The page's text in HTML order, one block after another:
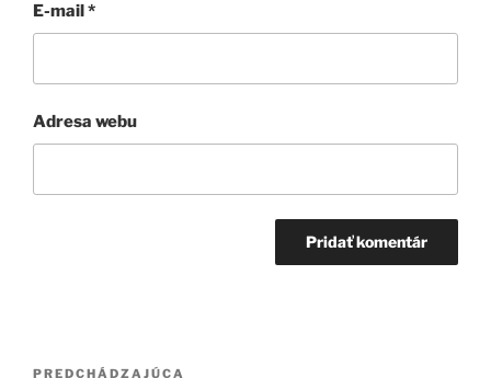
E-mail *
Adresa webu
Navigácia
PREDCHÁDZAJÚCA